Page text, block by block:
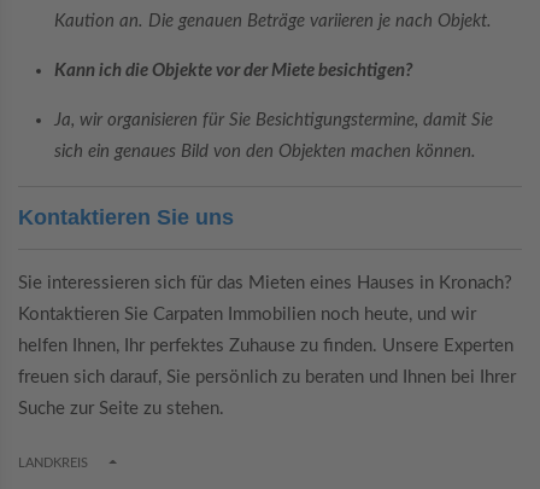
Kaution an. Die genauen Beträge variieren je nach Objekt.
Kann ich die Objekte vor der Miete besichtigen?
Ja, wir organisieren für Sie Besichtigungstermine, damit Sie
sich ein genaues Bild von den Objekten machen können.
Kontaktieren Sie uns
Sie interessieren sich für das Mieten eines Hauses in Kronach?
Kontaktieren Sie Carpaten Immobilien noch heute, und wir
helfen Ihnen, Ihr perfektes Zuhause zu finden. Unsere Experten
freuen sich darauf, Sie persönlich zu beraten und Ihnen bei Ihrer
Suche zur Seite zu stehen.
LANDKREIS TOGGLE DROPDOWN